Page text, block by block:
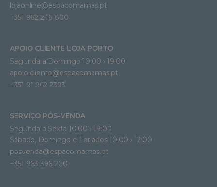
lojaonline@espacomamas.pt
+351 962 246 800
APOIO CLIENTE LOJA PORTO
Segunda a Domingo 10:00 › 19:00
apoio.cliente@espacomamas.pt
+351 91 962 2393
SERVIÇO PÓS-VENDA
Segunda a Sexta 10:00 › 19:00
Sábado, Domingo e Feriados 10:00 › 12:00
posvenda@espacomamas.pt
+351 963 396 200